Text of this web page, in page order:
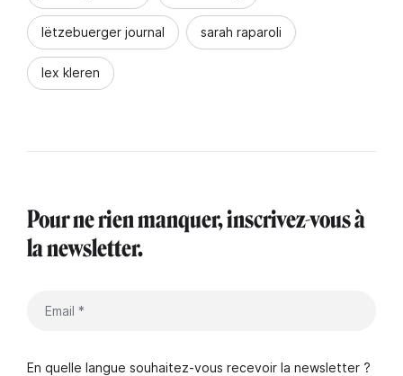
lëtzebuerger journal sarah raparoli
lex kleren
Pour ne rien manquer, inscrivez-vous à
la newsletter.
En quelle langue souhaitez-vous recevoir la newsletter ?